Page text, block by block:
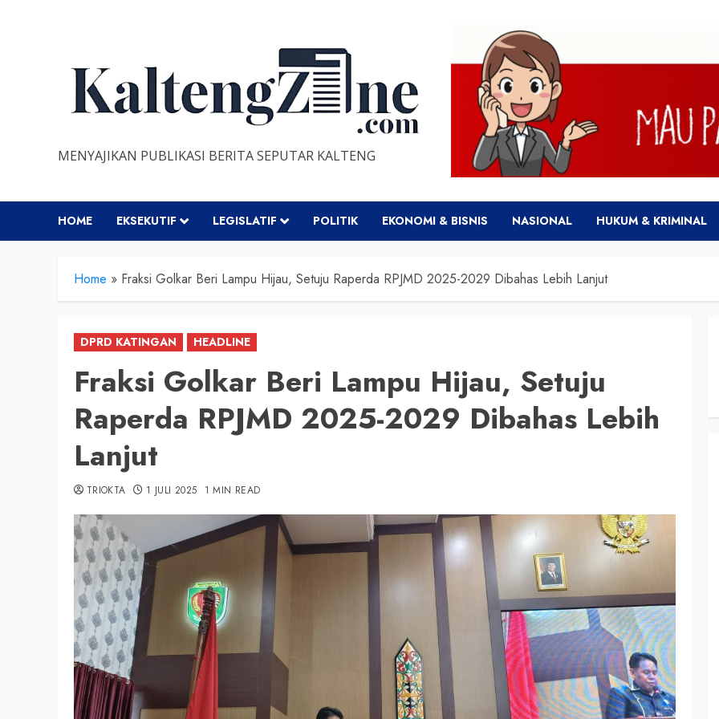
MENYAJIKAN PUBLIKASI BERITA SEPUTAR KALTENG
HOME EKSEKUTIF LEGISLATIF POLITIK EKONOMI & BISNIS NASIONAL HUKUM & KRIMINAL
Home » Fraksi Golkar Beri Lampu Hijau, Setuju Raperda RPJMD 2025-2029 Dibahas Lebih Lanjut
DPRD KATINGAN HEADLINE
Fraksi Golkar Beri Lampu Hijau, Setuju
Raperda RPJMD 2025-2029 Dibahas Lebih
Lanjut
TRIOKTA 1 JULI 2025 1 MIN READ